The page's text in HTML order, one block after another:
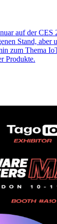
auf der CES
Stand, aber
zum Thema
Produkte.